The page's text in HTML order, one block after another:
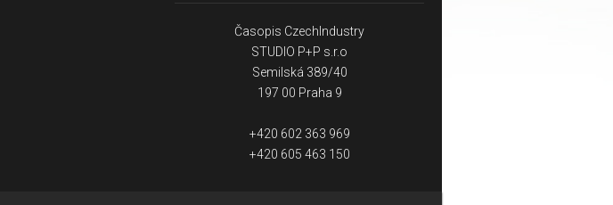
Časopis CzechIndustry
STUDIO P+P s.r.o
Semilská 389/40
197 00 Praha 9
+420 602 363 969
+420 605 463 150